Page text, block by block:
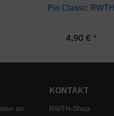
Pin Classic RWTH
4,90 € *
an
KONTAKT
RWTH-Shop